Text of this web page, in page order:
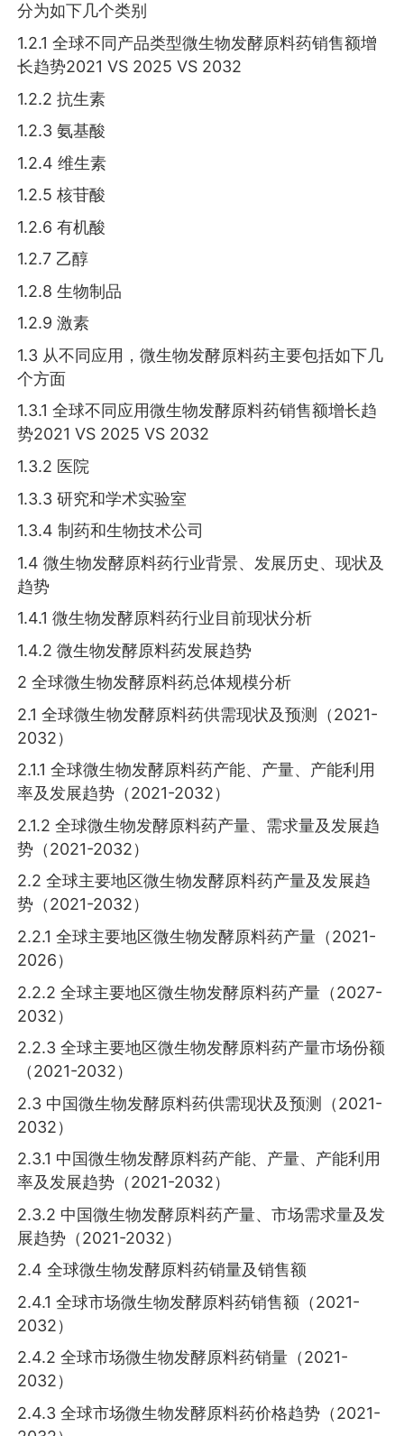
分为如下几个类别
1.2.1 全球不同产品类型微生物发酵原料药销售额增
长趋势2021 VS 2025 VS 2032
1.2.2 抗生素
1.2.3 氨基酸
1.2.4 维生素
1.2.5 核苷酸
1.2.6 有机酸
1.2.7 乙醇
1.2.8 生物制品
1.2.9 激素
1.3 从不同应用，微生物发酵原料药主要包括如下几
个方面
1.3.1 全球不同应用微生物发酵原料药销售额增长趋
势2021 VS 2025 VS 2032
1.3.2 医院
1.3.3 研究和学术实验室
1.3.4 制药和生物技术公司
1.4 微生物发酵原料药行业背景、发展历史、现状及
趋势
1.4.1 微生物发酵原料药行业目前现状分析
1.4.2 微生物发酵原料药发展趋势
2 全球微生物发酵原料药总体规模分析
2.1 全球微生物发酵原料药供需现状及预测（2021-
2032）
2.1.1 全球微生物发酵原料药产能、产量、产能利用
率及发展趋势（2021-2032）
2.1.2 全球微生物发酵原料药产量、需求量及发展趋
势（2021-2032）
2.2 全球主要地区微生物发酵原料药产量及发展趋
势（2021-2032）
2.2.1 全球主要地区微生物发酵原料药产量（2021-
2026）
2.2.2 全球主要地区微生物发酵原料药产量（2027-
2032）
2.2.3 全球主要地区微生物发酵原料药产量市场份额
（2021-2032）
2.3 中国微生物发酵原料药供需现状及预测（2021-
2032）
2.3.1 中国微生物发酵原料药产能、产量、产能利用
率及发展趋势（2021-2032）
2.3.2 中国微生物发酵原料药产量、市场需求量及发
展趋势（2021-2032）
2.4 全球微生物发酵原料药销量及销售额
2.4.1 全球市场微生物发酵原料药销售额（2021-
2032）
2.4.2 全球市场微生物发酵原料药销量（2021-
2032）
2.4.3 全球市场微生物发酵原料药价格趋势（2021-